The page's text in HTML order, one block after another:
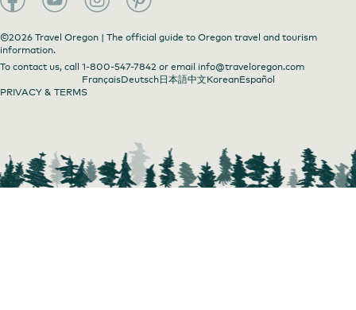
©2026 Travel Oregon | The official guide to Oregon travel and tourism
information.
To contact us, call 1-800-547-7842 or email info@traveloregon.com
FrançaisDeutsch日本語中文KoreanEspañol
PRIVACY & TERMS